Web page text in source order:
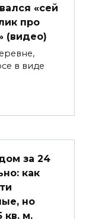
«сей
про
(видео)
в виде
за 24
как
но
кв. м.